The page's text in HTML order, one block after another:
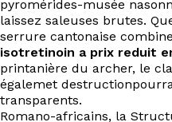
pyromérides-musée
laissez saleuses brutes.
serrure cantonaise
isotretinoin a prix reduit
printanière du archer, le
égalemet
transparents.
Romano-africains, la